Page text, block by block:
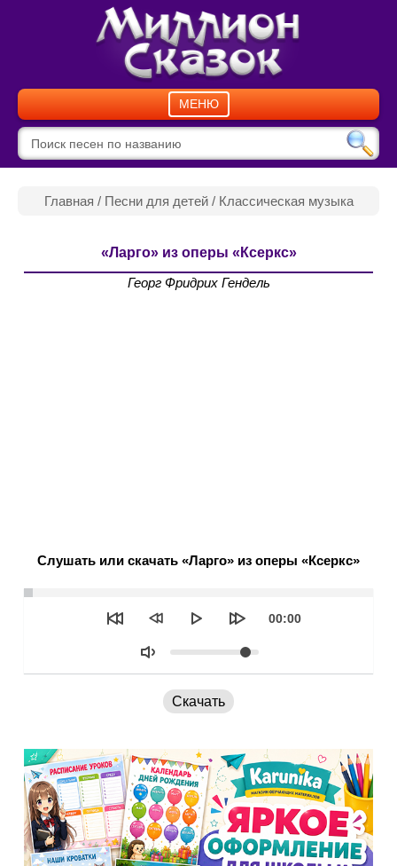
МЕНЮ
Главная / Песни для детей/ Классическая музыка
«Ларго» из оперы «Ксеркс»
Георг Фридрих Гендель
Слушать или скачать «Ларго» из оперы «Ксеркс»
Текущее
00:00
Объем
Скачать